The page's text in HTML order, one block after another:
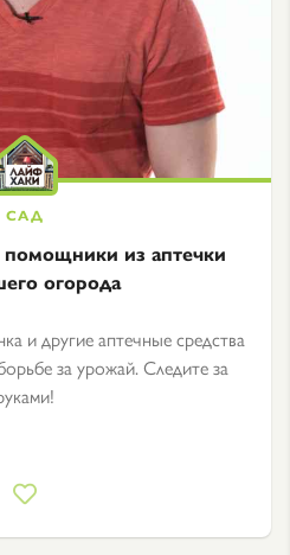
из аптечки
огорода
и другие аптечные средства
за урожай. Следите за